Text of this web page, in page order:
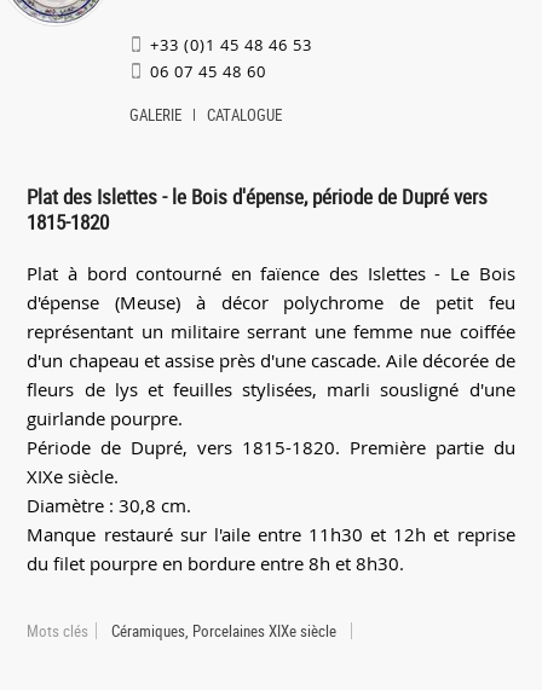
+33 (0)1 45 48 46 53
06 07 45 48 60
GALERIE CATALOGUE
Plat des Islettes - le Bois d'épense, période de Dupré vers
1815-1820
Plat à bord contourné en faïence des Islettes - Le Bois
d'épense (Meuse) à décor polychrome de petit feu
représentant un militaire serrant une femme nue coiffée
d'un chapeau et assise près d'une cascade. Aile décorée de
fleurs de lys et feuilles stylisées, marli sousligné d'une
guirlande pourpre.
Période de Dupré, vers 1815-1820. Première partie du
XIXe siècle.
Diamètre : 30,8 cm.
Manque restauré sur l'aile entre 11h30 et 12h et reprise
du filet pourpre en bordure entre 8h et 8h30.
Mots clés Céramiques, Porcelaines XIXe siècle